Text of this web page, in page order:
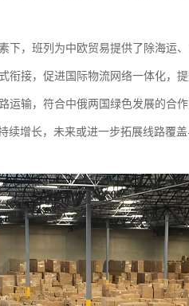
，班列为中欧贸易提供了除海运
接，促进国际物流网络一体化，提
运输，符合中俄两国绿色发展的合作
续增长，未来或进一步拓展线路覆